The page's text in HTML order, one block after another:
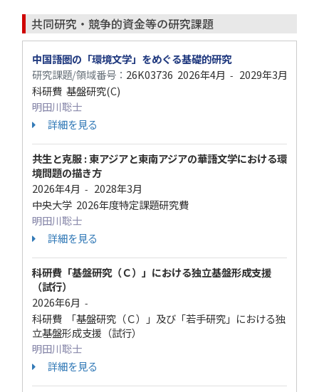
共同研究・競争的資金等の研究課題
中国語圏の「環境文学」をめぐる基礎的研究
研究課題/領域番号： 26K03736 2026年4月 - 2029年3月
科研費 基盤研究(C)
明田川聡士
詳細を見る
共生と克服 : 東アジアと東南アジアの華語文学における環
境問題の描き方
2026年4月 - 2028年3月
中央大学 2026年度特定課題研究費
明田川聡士
詳細を見る
科研費「基盤研究（Ｃ）」における独立基盤形成支援
（試行）
2026年6月 -
科研費 「基盤研究（Ｃ）」及び「若手研究」における独
立基盤形成支援（試行）
明田川聡士
詳細を見る